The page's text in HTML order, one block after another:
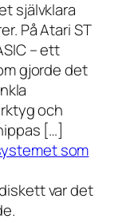
självklara
På Atari ST
– ett
gjorde det
och
[…]
som
var det